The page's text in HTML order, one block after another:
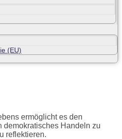
(EU)
ermöglicht es den
demokratisches Handeln zu
reflektieren.